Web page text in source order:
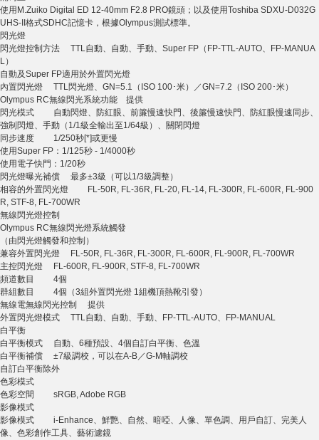
使用M.Zuiko Digital ED 12-40mm F2.8 PRO鏡頭；以及使用Toshiba SDXU-D032G
UHS-II格式SDHC記憶卡，根據Olympus測試標準。
閃光燈
閃光燈控制方法 TTL自動、自動、手動、Super FP（FP-TTL-AUTO、FP-MANUA
L）
自動及Super FP適用於外置閃光燈
內置閃光燈 TTL閃光燈、GN=5.1（ISO 100･米）／GN=7.2（ISO 200･米）
Olympus RC無線閃光系統功能 提供
閃光模式 自動閃燈、防紅眼、前簾慢速快門、後簾慢速快門、防紅眼慢速同步、
強制閃燈、手動（1/1級全輸出至1/64級）、關閉閃燈
同步速度 1/250秒[*]或更慢
使用Super FP：1/125秒 - 1/4000秒
使用電子快門：1/20秒
閃光燈曝光補償 最多±3級（可以1/3級調整）
相容的外置閃光燈 FL-50R, FL-36R, FL-20, FL-14, FL-300R, FL-600R, FL-900
R, STF-8, FL-700WR
無線閃光燈控制
Olympus RC無線閃光燈系統觸發
（由閃光燈觸發和控制）
兼容外置閃光燈 FL-50R, FL-36R, FL-300R, FL-600R, FL-900R, FL-700WR
主控閃光燈 FL-600R, FL-900R, STF-8, FL-700WR
頻道數目 4個
群組數目 4個（3組外置閃光燈 1組機頂熱靴引發）
無線電無線閃光控制 提供
外置閃光燈模式 TTL自動、自動、手動、FP-TTL-AUTO、FP-MANUAL
白平衡
白平衡模式 自動、6種預設、4個自訂白平衡、色溫
白平衡補償 ±7級調校，可以在A-B／G-M軸調校
自訂白平衡除外
色彩模式
色彩空間 sRGB, Adobe RGB
影像模式
影像模式 i-Enhance、鮮艷、自然、暗啞、人像、單色調、用戶自訂、完美人
像、色彩創作工具、藝術濾鏡